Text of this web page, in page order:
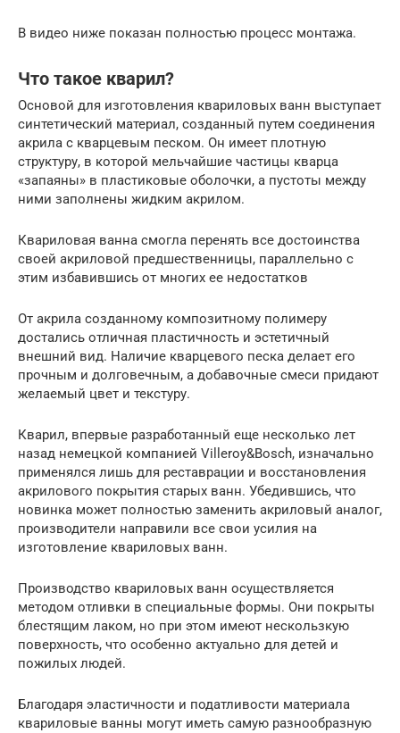
В видео ниже показан полностью процесс монтажа.
Что такое кварил?
Основой для изготовления квариловых ванн выступает
синтетический материал, созданный путем соединения
акрила с кварцевым песком. Он имеет плотную
структуру, в которой мельчайшие частицы кварца
«запаяны» в пластиковые оболочки, а пустоты между
ними заполнены жидким акрилом.
Квариловая ванна смогла перенять все достоинства
своей акриловой предшественницы, параллельно с
этим избавившись от многих ее недостатков
От акрила созданному композитному полимеру
достались отличная пластичность и эстетичный
внешний вид. Наличие кварцевого песка делает его
прочным и долговечным, а добавочные смеси придают
желаемый цвет и текстуру.
Кварил, впервые разработанный еще несколько лет
назад немецкой компанией Villeroy&Bosch, изначально
применялся лишь для реставрации и восстановления
акрилового покрытия старых ванн. Убедившись, что
новинка может полностью заменить акриловый аналог,
производители направили все свои усилия на
изготовление квариловых ванн.
Производство квариловых ванн осуществляется
методом отливки в специальные формы. Они покрыты
блестящим лаком, но при этом имеют нескользкую
поверхность, что особенно актуально для детей и
пожилых людей.
Благодаря эластичности и податливости материала
квариловые ванны могут иметь самую разнообразную